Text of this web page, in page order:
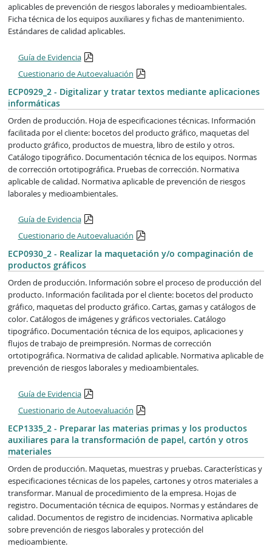
aplicables de prevención de riesgos laborales y medioambientales.
Ficha técnica de los equipos auxiliares y fichas de mantenimiento.
Estándares de calidad aplicables.
Guía de Evidencia
Cuestionario de Autoevaluación
ECP0929_2 - Digitalizar y tratar textos mediante aplicaciones
informáticas
Orden de producción. Hoja de especificaciones técnicas. Información
facilitada por el cliente: bocetos del producto gráfico, maquetas del
producto gráfico, productos de muestra, libro de estilo y otros.
Catálogo tipográfico. Documentación técnica de los equipos. Normas
de corrección ortotipográfica. Pruebas de corrección. Normativa
aplicable de calidad. Normativa aplicable de prevención de riesgos
laborales y medioambientales.
Guía de Evidencia
Cuestionario de Autoevaluación
ECP0930_2 - Realizar la maquetación y/o compaginación de
productos gráficos
Orden de producción. Información sobre el proceso de producción del
producto. Información facilitada por el cliente: bocetos del producto
gráfico, maquetas del producto gráfico. Cartas, gamas y catálogos de
color. Catálogos de imágenes y gráficos vectoriales. Catálogo
tipográfico. Documentación técnica de los equipos, aplicaciones y
flujos de trabajo de preimpresión. Normas de corrección
ortotipográfica. Normativa de calidad aplicable. Normativa aplicable de
prevención de riesgos laborales y medioambientales.
Guía de Evidencia
Cuestionario de Autoevaluación
ECP1335_2 - Preparar las materias primas y los productos
auxiliares para la transformación de papel, cartón y otros
materiales
Orden de producción. Maquetas, muestras y pruebas. Características y
especificaciones técnicas de los papeles, cartones y otros materiales a
transformar. Manual de procedimiento de la empresa. Hojas de
registro. Documentación técnica de equipos. Normas y estándares de
calidad. Documentos de registro de incidencias. Normativa aplicable
sobre prevención de riesgos laborales y protección del
medioambiente.